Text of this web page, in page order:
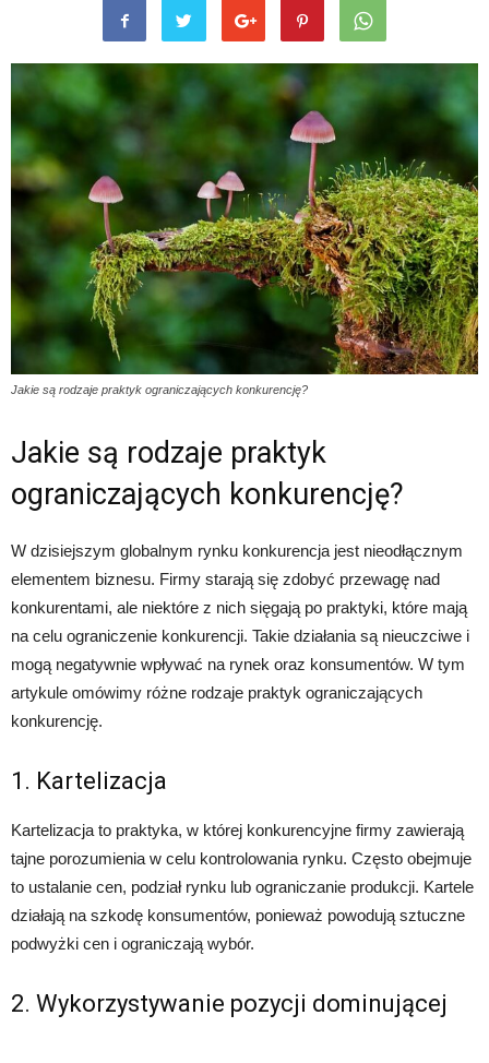
Jakie są rodzaje praktyk ograniczających konkurencję?
Jakie są rodzaje praktyk
ograniczających konkurencję?
W dzisiejszym globalnym rynku konkurencja jest nieodłącznym
elementem biznesu. Firmy starają się zdobyć przewagę nad
konkurentami, ale niektóre z nich sięgają po praktyki, które mają
na celu ograniczenie konkurencji. Takie działania są nieuczciwe i
mogą negatywnie wpływać na rynek oraz konsumentów. W tym
artykule omówimy różne rodzaje praktyk ograniczających
konkurencję.
1. Kartelizacja
Kartelizacja to praktyka, w której konkurencyjne firmy zawierają
tajne porozumienia w celu kontrolowania rynku. Często obejmuje
to ustalanie cen, podział rynku lub ograniczanie produkcji. Kartele
działają na szkodę konsumentów, ponieważ powodują sztuczne
podwyżki cen i ograniczają wybór.
2. Wykorzystywanie pozycji dominującej